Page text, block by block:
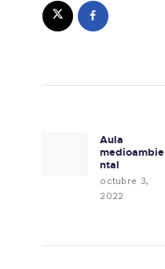
Previous post:
Aula
medioambie
ntal
octubre 3,
2022